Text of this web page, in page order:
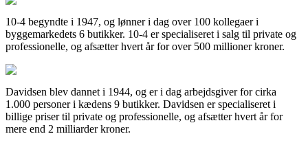
10-4 begyndte i 1947, og lønner i dag over 100 kollegaer i
byggemarkedets 6 butikker. 10-4 er specialiseret i salg til private og
professionelle, og afsætter hvert år for over 500 millioner kroner.
Davidsen blev dannet i 1944, og er i dag arbejdsgiver for cirka
1.000 personer i kædens 9 butikker. Davidsen er specialiseret i
billige priser til private og professionelle, og afsætter hvert år for
mere end 2 milliarder kroner.